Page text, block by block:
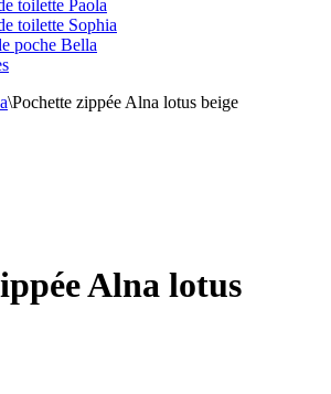
toilette Paola
toilette Sophia
poche Bella
\Pochette zippée Alna lotus beige
Alna lotus